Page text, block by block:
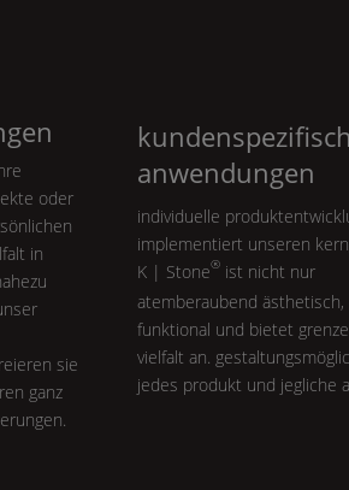
oder
in
sie
ganz
anwendungen
individuelle
implementiert unseren
K | Stone®ist nicht nur
atemberaubend ästhetisch,
funktional und bietet
vielfalt an.
jedes produkt und jegliche